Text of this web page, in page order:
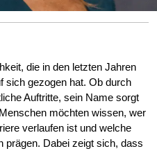
die in den letzten Jahren
sich gezogen hat. Ob durch
Auftritte, sein Name sorgt
möchten wissen, wer
verlaufen ist und welche
prägen. Dabei zeigt sich, dass